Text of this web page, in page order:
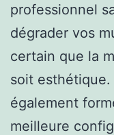
professionnel
dégrader vos
certain que la
soit esthétique.
également
meilleure